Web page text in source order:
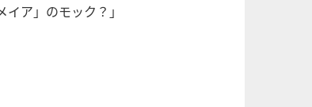
ア」のモック？」